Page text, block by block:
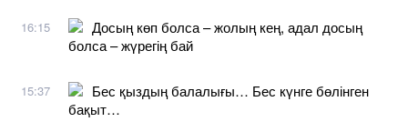
16:15
Досың көп болса – жолың кең, адал досың
болса – жүрегің бай
15:37
Бес қыздың балалығы… Бес күнге бөлінген
бақыт…